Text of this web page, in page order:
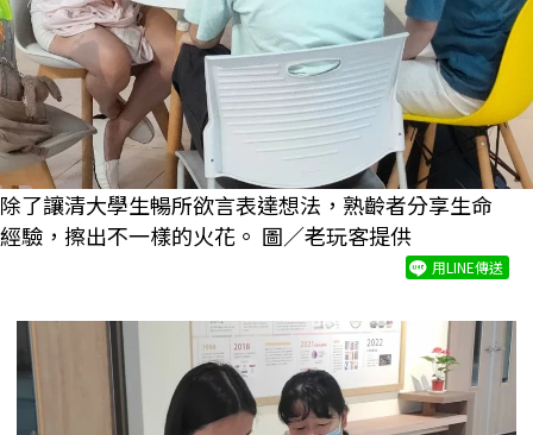
除了讓清大學生暢所欲言表達想法，熟齡者分享生命
經驗，擦出不一樣的火花。 圖／老玩客提供
用LINE傳送